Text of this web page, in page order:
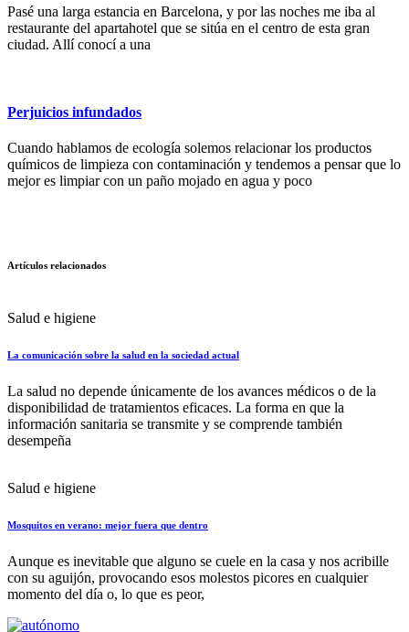
Pasé una larga estancia en Barcelona, y por las noches me iba al
restaurante del apartahotel que se sitúa en el centro de esta gran
ciudad. Allí conocí a una
Perjuicios infundados
Cuando hablamos de ecología solemos relacionar los productos
químicos de limpieza con contaminación y tendemos a pensar que lo
mejor es limpiar con un paño mojado en agua y poco
Artículos relacionados
Salud e higiene
La comunicación sobre la salud en la sociedad actual
La salud no depende únicamente de los avances médicos o de la
disponibilidad de tratamientos eficaces. La forma en que la
información sanitaria se transmite y se comprende también
desempeña
Salud e higiene
Mosquitos en verano: mejor fuera que dentro
Aunque es inevitable que alguno se cuele en la casa y nos acribille
con su aguijón, provocando esos molestos picores en cualquier
momento del día o, lo que es peor,